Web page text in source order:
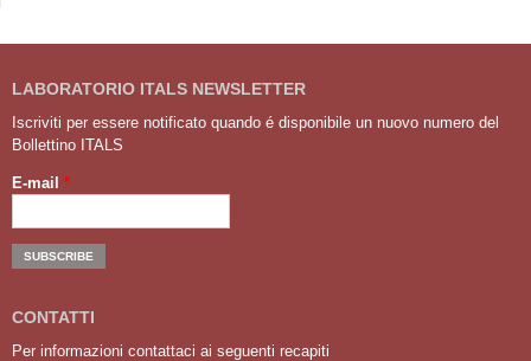
LABORATORIO ITALS NEWSLETTER
Iscriviti per essere notificato quando é disponibile un nuovo numero del
Bollettino ITALS
E-mail *
CONTATTI
Per informazioni contattaci ai seguenti recapiti